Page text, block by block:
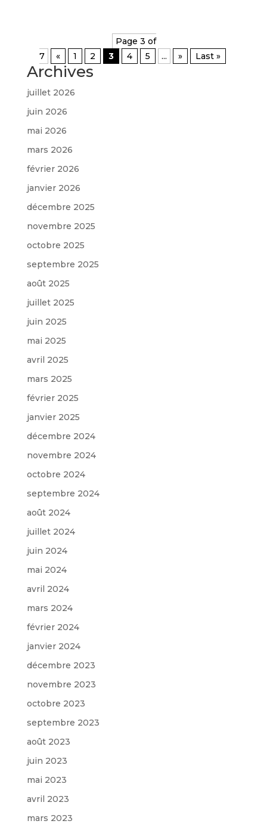
Page 3 of
7
« 1 2 3 4 5 ... » Last »
Archives
juillet 2026
juin 2026
mai 2026
mars 2026
février 2026
janvier 2026
décembre 2025
novembre 2025
octobre 2025
septembre 2025
août 2025
juillet 2025
juin 2025
mai 2025
avril 2025
mars 2025
février 2025
janvier 2025
décembre 2024
novembre 2024
octobre 2024
septembre 2024
août 2024
juillet 2024
juin 2024
mai 2024
avril 2024
mars 2024
février 2024
janvier 2024
décembre 2023
novembre 2023
octobre 2023
septembre 2023
août 2023
juin 2023
mai 2023
avril 2023
mars 2023